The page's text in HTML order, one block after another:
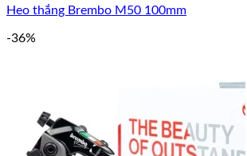
Heo thắng Brembo M50 100mm
-36%